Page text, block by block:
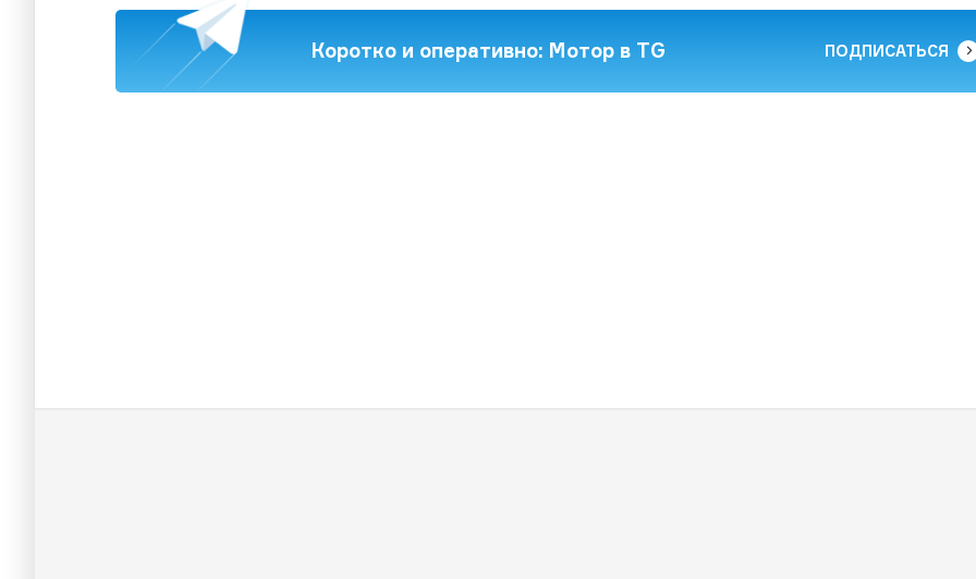
Коротко и оперативно: Мотор в TG ПОДПИСАТЬСЯ